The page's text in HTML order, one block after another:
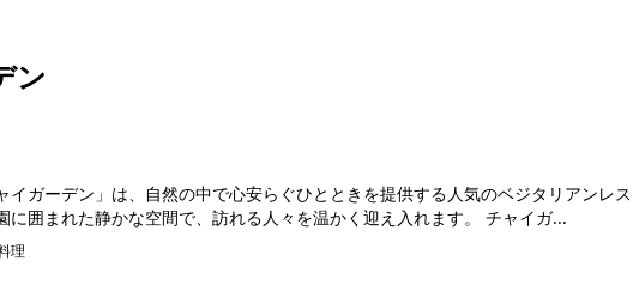
ン
イガーデン」は、自然の中で心安らぐひとときを提供する人気のベジタリアンレス
トランです。緑豊かな庭園に囲まれた静かな空間で、訪れる人々を温かく迎え入れます。 チャイガ...
理